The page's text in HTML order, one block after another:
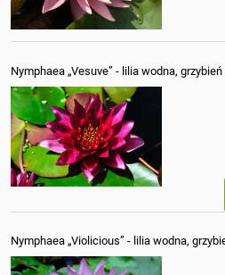
Nymphaea „Vesuve” - lilia wodna, grzybień
Nymphaea „Violicious” - lilia wodna,